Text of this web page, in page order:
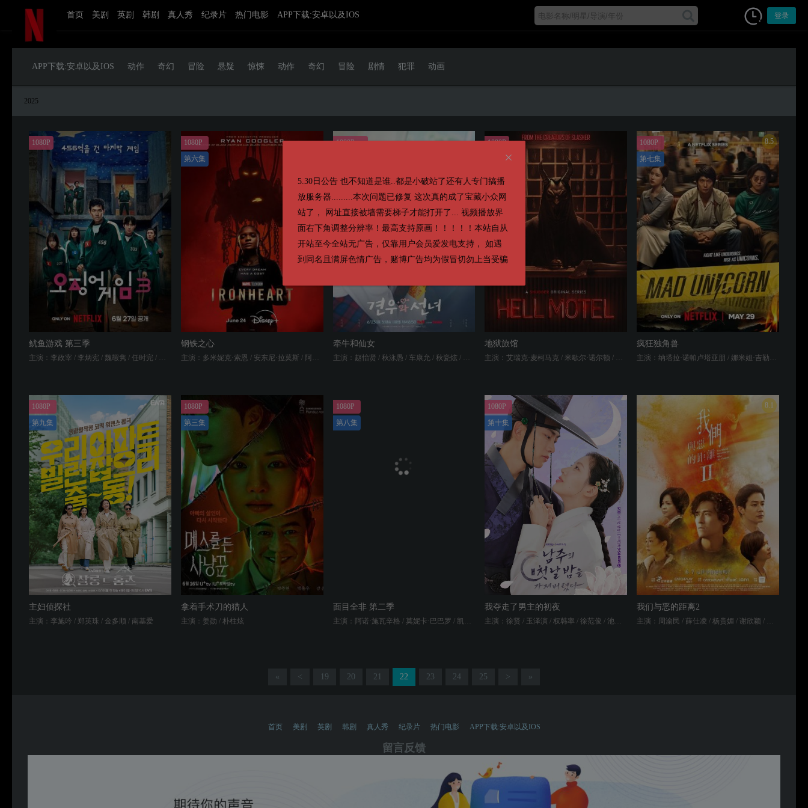
首页 美剧 英剧 韩剧 真人秀 纪录片 热门电影 APP下载:安卓以及IOS 登录
5.30日公告 也不知道是谁..都是小破站了还有人专门搞播
放服务器.........本次问题已修复 这次真的成了宝藏小众网
站了， 网址直接被墙需要梯子才能打开了... 视频播放界
面右下角调整分辨率！最高支持原画！！！！！本站自从
开站至今全站无广告，仅靠用户会员爱发电支持， 如遇
到同名且满屏色情广告，赌博广告均为假冒切勿上当受骗
APP下载:安卓以及IOS 动作 奇幻 冒险 悬疑 惊悚 动作 奇幻 冒险 剧情 犯罪 动画
2025
1080P
鱿鱼游戏 第三季
1080P
第六集
钢铁之心
1080P
牵牛和仙女
1080P
地狱旅馆
1080P
第七集
8.5
疯狂独角兽
1080P
第九集
主妇侦探社
主演：李施吟 / 郑英珠 / 金多顺 / 南基爱
1080P
第三集
拿着手术刀的猎人
主演：姜勋 / 朴柱炫
1080P
第八集
面目全非 第二季
主演：阿诺·施瓦辛格 / 莫妮卡·巴巴罗 / 凯瑞-安·莫斯 / 米兰·卡特 / 加布里埃尔·鲁纳 / 福琼·费姆斯特 / 特拉维斯·范·文克 / 法比亚娜·尤汀尼欧 / 芭芭拉·伊芙·哈里斯 / 阿帕娜·布雷尔 / 安迪·巴克利 / 杰伊·巴鲁切尔 / 斯科特·汤普森 / 斯蒂芬妮·西 / 杰西·卡马乔 / 乔纳森考斯庚 / 戴文·博斯蒂克
1080P
第十集
我夺走了男主的初夜
主演：徐贤 / 玉泽演 / 权韩率 / 徐范俊 / 池慧媛
8.1
我们与恶的距离2
主演：周渝民 / 薛仕凌 / 杨贵媚 / 谢欣颖 / 于子育 / 张轩睿 / 詹子萱 / 蔡振南 / 盛鉴 / 李维维 / 刘子铨 / 阳靓 / 陆弈静 / 黄镫辉 / 白润音 / 郑又菲 / 张翰 / 朱芷莹 / 屈中恒 / 黄迪扬 / 陈希圣
« < 19 20 21 22 23 24 25 > »
首页 美剧 英剧 韩剧 真人秀 纪录片 热门电影 APP下载:安卓以及IOS
留言反馈